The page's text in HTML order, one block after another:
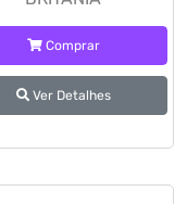
Comprar
Ver Detalhes